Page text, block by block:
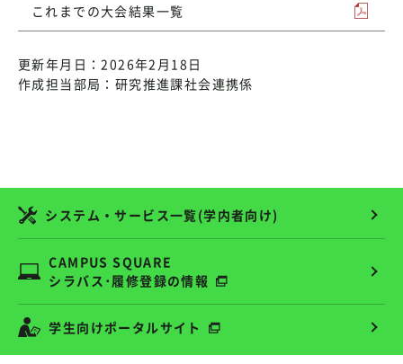
これまでの大会結果一覧
更新年月日：2026年2月18日
作成担当部局：研究推進課社会連携係
システム・サービス一覧(学内者向け)
CAMPUS SQUARE
シラバス･履修登録の情報
学生向けポータルサイト